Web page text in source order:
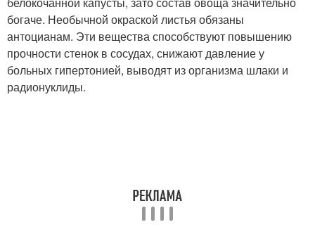
богаче. Необычной окраской листья обязаны
антоцианам. Эти вещества способствуют повышению
прочности стенок в сосудах, снижают давление у
больных гипертонией, выводят из организма шлаки и
радионуклиды.